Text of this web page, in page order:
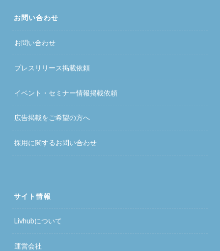
お問い合わせ
お問い合わせ
プレスリリース掲載依頼
イベント・セミナー情報掲載依頼
広告掲載をご希望の方へ
採用に関するお問い合わせ
サイト情報
Livhubについて
運営会社